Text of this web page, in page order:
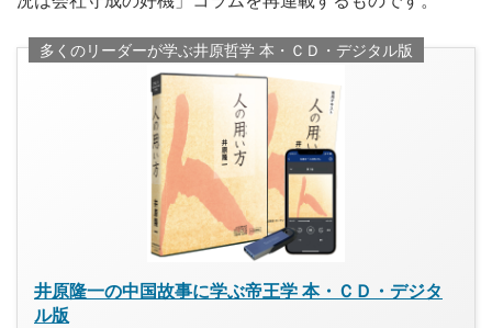
多くのリーダーが学ぶ井原哲学 本・ＣＤ・デジタル版
井原隆一の中国故事に学ぶ帝王学 本・ＣＤ・デジタ
ル版